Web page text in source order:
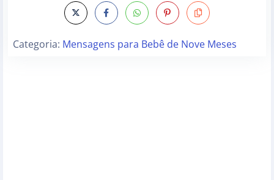
Categoria: Mensagens para Bebê de Nove Meses